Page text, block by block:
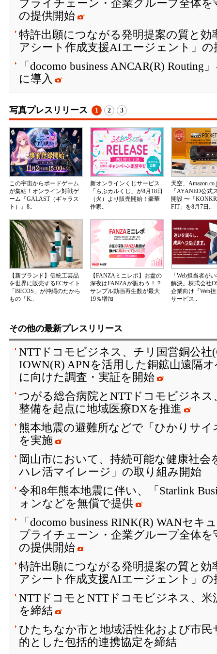
プライチェーン・企業グループ全体を
の提供開始
特許出願につながる発明提案の質と効
アシート作成支援AIエージェント」の
「docomo business ANCAR(R) Routing
に導入
写真プレスリリース 1 2 3
この宇宙からボードゲーム
が集結！オンライン対戦ゲ
ーム『GALAST（ギャラス
ト）』8..
新オンラインくじサービス
「らぶカルくじ」が8月18日
（火）より販売開始！豪華
作家..
天空、
「AYANEO公式
開設 〜「
FIT」を8月7日..
【新ブランド】伝統工芸品
を世界に販売するECサイト
「BECOS」が沖縄のたから
もの「K..
【FANZAミニレポ】お盆の
深夜はFANZAが賑わう！？
サンプル動画再生数が最大
19％増加
「Web担当者が
解決。株式会社
企業向け『Web
サービス..
その他の最新プレスリリース
NTTドコモビジネス、チリ国営銅公社
IOWN(R) APNを活用した銅鉱山遠隔
に向けた調査・実証を開始
つがる総合病院とNTTドコモビジネ
整備を起点に地域医療DXを推進
熊本地震の避難所などで「ひかりサ
を実施
岡山市において、持続可能な健康社
ハレ活マイレージ」の取り組み開始
令和8年熊本地震に伴い、「Starlink
ォンなどを無償で提供
「docomo business RINK(R) WANセ
プライチェーン・企業グループ全体を
の提供開始
特許出願につながる発明提案の質と効
アシート作成支援AIエージェント」の
NTTドコモとNTTドコモビジネス、米
を締結
ひたちなか市と地域活性化および市
的とした包括的連携協定を締結